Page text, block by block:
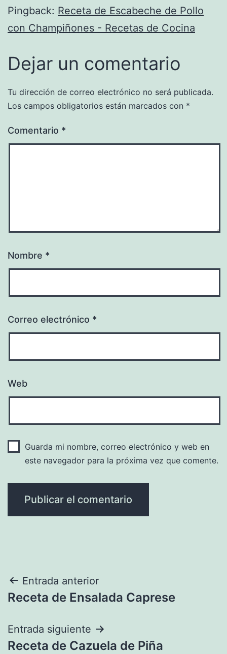
Pingback: Receta de Escabeche de Pollo
con Champiñones - Recetas de Cocina
Dejar un comentario
Tu dirección de correo electrónico no será publicada.
Los campos obligatorios están marcados con *
Comentario *
Nombre *
Correo electrónico *
Web
Guarda mi nombre, correo electrónico y web en
este navegador para la próxima vez que comente.
Navegación
de
entradas
Entrada anterior
Receta de Ensalada Caprese
Entrada siguiente
Receta de Cazuela de Piña